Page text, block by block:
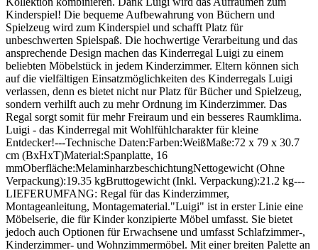
Kinderspiel! Die bequeme Aufbewahrung von Büchern und
Spielzeug wird zum Kinderspiel und schafft Platz für
unbeschwerten Spielspaß. Die hochwertige Verarbeitung und das
ansprechende Design machen das Kinderregal Luigi zu einem
beliebten Möbelstück in jedem Kinderzimmer. Eltern können sich
auf die vielfältigen Einsatzmöglichkeiten des Kinderregals Luigi
verlassen, denn es bietet nicht nur Platz für Bücher und Spielzeug,
sondern verhilft auch zu mehr Ordnung im Kinderzimmer. Das
Regal sorgt somit für mehr Freiraum und ein besseres Raumklima.
Luigi - das Kinderregal mit Wohlfühlcharakter für kleine
Entdecker!---Technische Daten:Farben:WeißMaße:72 x 79 x 30.7
cm (BxHxT)Material:Spanplatte, 16
mmOberfläche:MelaminharzbeschichtungNettogewicht (Ohne
Verpackung):19.35 kgBruttogewicht (Inkl. Verpackung):21.2 kg---
LIEFERUMFANG: Regal für das Kinderzimmer,
Montageanleitung, Montagematerial."Luigi" ist in erster Linie eine
Möbelserie, die für Kinder konzipierte Möbel umfasst. Sie bietet
jedoch auch Optionen für Erwachsene und umfasst Schlafzimmer-,
Kinderzimmer- und Wohnzimmermöbel. Mit einer breiten Palette an